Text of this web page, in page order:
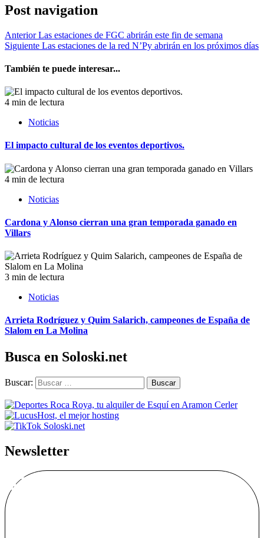
Post navigation
AnteriorLas estaciones de FGC abrirán este fin de semana
Siguiente Las estaciones de la red N’Py abrirán en los próximos días
También te puede interesar...
4 min de lectura
Noticias
El impacto cultural de los eventos deportivos.
4 min de lectura
Noticias
Cardona y Alonso cierran una gran temporada ganado en
Villars
3 min de lectura
Noticias
Arrieta Rodríguez y Quim Salarich, campeones de España de
Slalom en La Molina
Busca en Soloski.net
Buscar:
Newsletter
Alta Boletín